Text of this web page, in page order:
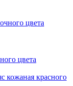
цвета